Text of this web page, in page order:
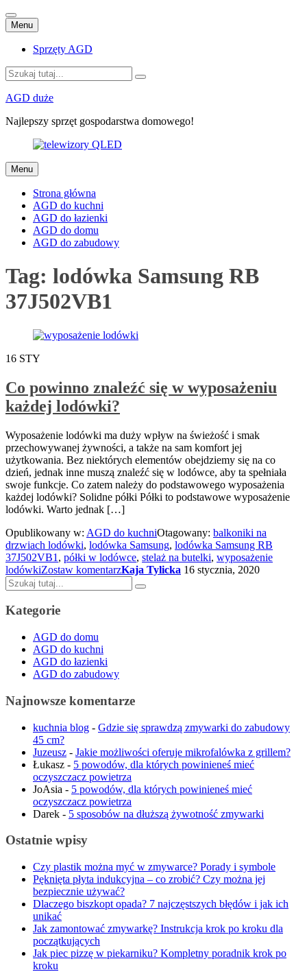
Menu Przejdź
do
treści
Sprzęty AGD
Szukaj:
AGD duże
Najlepszy sprzęt gospodarstwa domowego!
Menu Przejdź
do
treści
Strona główna
AGD do kuchni
AGD do łazienki
AGD do domu
AGD do zabudowy
Tag: lodówka Samsung RB
37J502VB1
16 STY
Co powinno znaleźć się w wyposażeniu
każdej lodówki?
Wyposażenie lodówki ma duży wpływ na świeżość i smak
przechowywanej żywności, a także na sam komfort jej
użytkowania. Bez niektórych elementów obejdziemy się na co
dzień, jednak inne muszą znaleźć się w lodówce, aby ta spełniała
swoje funkcje. Co zatem należy do podstawowego wyposażenia
każdej lodówki? Solidne półki Półki to podstawowe wyposażenie
lodówki. Warto jednak […]
Opublikowany w: AGD do kuchniOtagowany: balkoniki na
drzwiach lodówki, lodówka Samsung, lodówka Samsung RB
37J502VB1 , półki w lodówce, stelaż na butelki, wyposażenie
lodówkiZostaw komentarzKaja Tylicka 16 stycznia, 2020
Szukaj:
Kategorie
AGD do domu
AGD do kuchni
AGD do łazienki
AGD do zabudowy
Najnowsze komentarze
kuchnia blog - Gdzie się sprawdzą zmywarki do zabudowy
45 cm?
Juzeusz - Jakie możliwości oferuje mikrofalówka z grillem?
Łukasz - 5 powodów, dla których powinieneś mieć
oczyszczacz powietrza
JoAsia - 5 powodów, dla których powinieneś mieć
oczyszczacz powietrza
Darek - 5 sposobów na dłuższą żywotność zmywarki
Ostatnie wpisy
Czy plastik można myć w zmywarce? Porady i symbole
Pęknięta płyta indukcyjna – co zrobić? Czy można jej
bezpiecznie używać?
Dlaczego biszkopt opada? 7 najczęstszych błędów i jak ich
unikać
Jak zamontować zmywarkę? Instrukcja krok po kroku dla
początkujących
Jak piec pizzę w piekarniku? Kompletny poradnik krok po
kroku